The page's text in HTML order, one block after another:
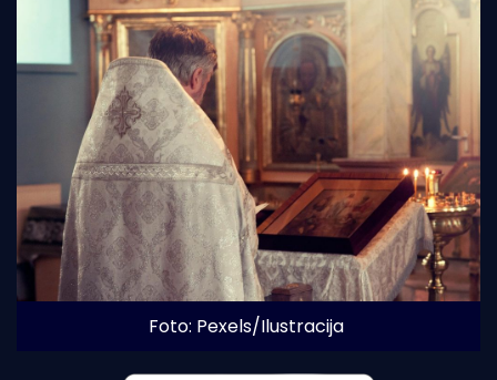
Foto: Pexels/Ilustracija